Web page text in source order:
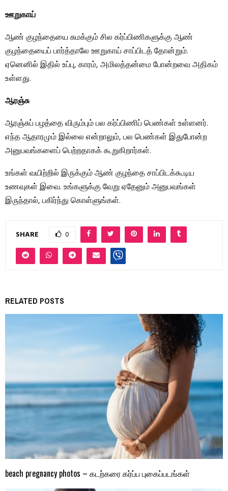
ஊறுகாய்
ஆண் குழந்தையை சுமக்கும் சில கர்ப்பிணிகளுக்கு ஆண்
குழந்தையைப் பார்த்தாலே ஊறுகாய் சாப்பிடத் தோன்றும்.
ஏனெனில் இதில் உப்பு, காரம், அமிலத்தன்மை போன்றவை அதிகம்
உள்ளது.
ஆரஞ்சு
ஆரஞ்சுப் பழத்தை விரும்பும் பல கர்ப்பிணிப் பெண்கள் உள்ளனர்.
எந்த ஆதாரமும் இல்லை என்றாலும், பல பெண்கள் இதுபோன்ற
அனுபவங்களைப் பெற்றதாகக் கூறுகிறார்கள்.
உங்கள் வயிற்றில் இருக்கும் ஆண் குழந்தை சாப்பிடக்கூடிய
உணவுகள் இவை. உங்களுக்கு வேறு ஏதேனும் அனுபவங்கள்
இருந்தால், பகிர்ந்து கொள்ளுங்கள்.
SHARE 0
RELATED POSTS
beach pregnancy photos – கடற்கரை கர்ப்ப புகைப்படங்கள்